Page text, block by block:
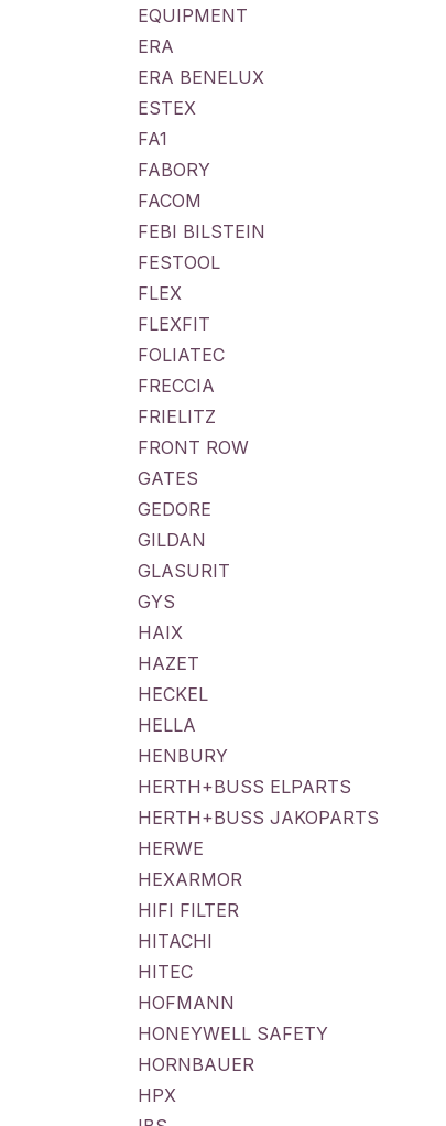
EQUIPMENT
ERA
ERA BENELUX
ESTEX
FA1
FABORY
FACOM
FEBI BILSTEIN
FESTOOL
FLEX
FLEXFIT
FOLIATEC
FRECCIA
FRIELITZ
FRONT ROW
GATES
GEDORE
GILDAN
GLASURIT
GYS
HAIX
HAZET
HECKEL
HELLA
HENBURY
HERTH+BUSS ELPARTS
HERTH+BUSS JAKOPARTS
HERWE
HEXARMOR
HIFI FILTER
HITACHI
HITEC
HOFMANN
HONEYWELL SAFETY
HORNBAUER
HPX